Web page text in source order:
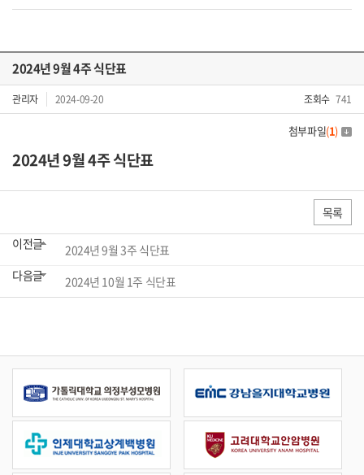
2024년 9월 4주 식단표
관리자 2024-09-20 조회수 741
첨부파일(1)
2024년 9월 4주 식단표
목록
이전글
2024년 9월 3주 식단표
다음글
2024년 10월 1주 식단표